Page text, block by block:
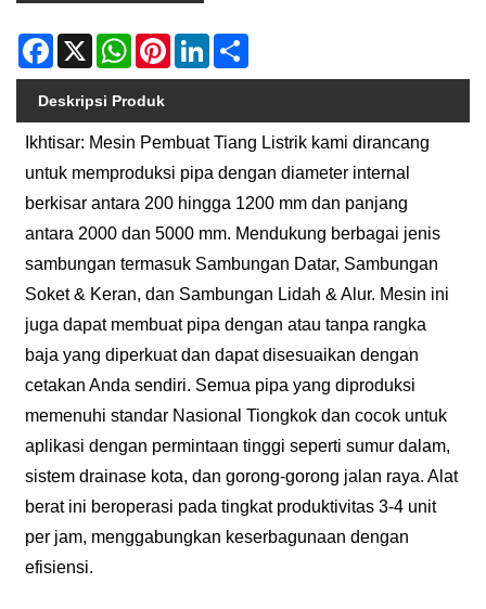
Facebook
X WhatsAppPinterestLinkedIn
Deskripsi Produk
Ikhtisar: Mesin Pembuat Tiang Listrik kami dirancang
untuk memproduksi pipa dengan diameter internal
berkisar antara 200 hingga 1200 mm dan panjang
antara 2000 dan 5000 mm. Mendukung berbagai jenis
sambungan termasuk Sambungan Datar, Sambungan
Soket & Keran, dan Sambungan Lidah & Alur. Mesin ini
juga dapat membuat pipa dengan atau tanpa rangka
baja yang diperkuat dan dapat disesuaikan dengan
cetakan Anda sendiri. Semua pipa yang diproduksi
memenuhi standar Nasional Tiongkok dan cocok untuk
aplikasi dengan permintaan tinggi seperti sumur dalam,
sistem drainase kota, dan gorong-gorong jalan raya. Alat
berat ini beroperasi pada tingkat produktivitas 3-4 unit
per jam, menggabungkan keserbagunaan dengan
efisiensi.